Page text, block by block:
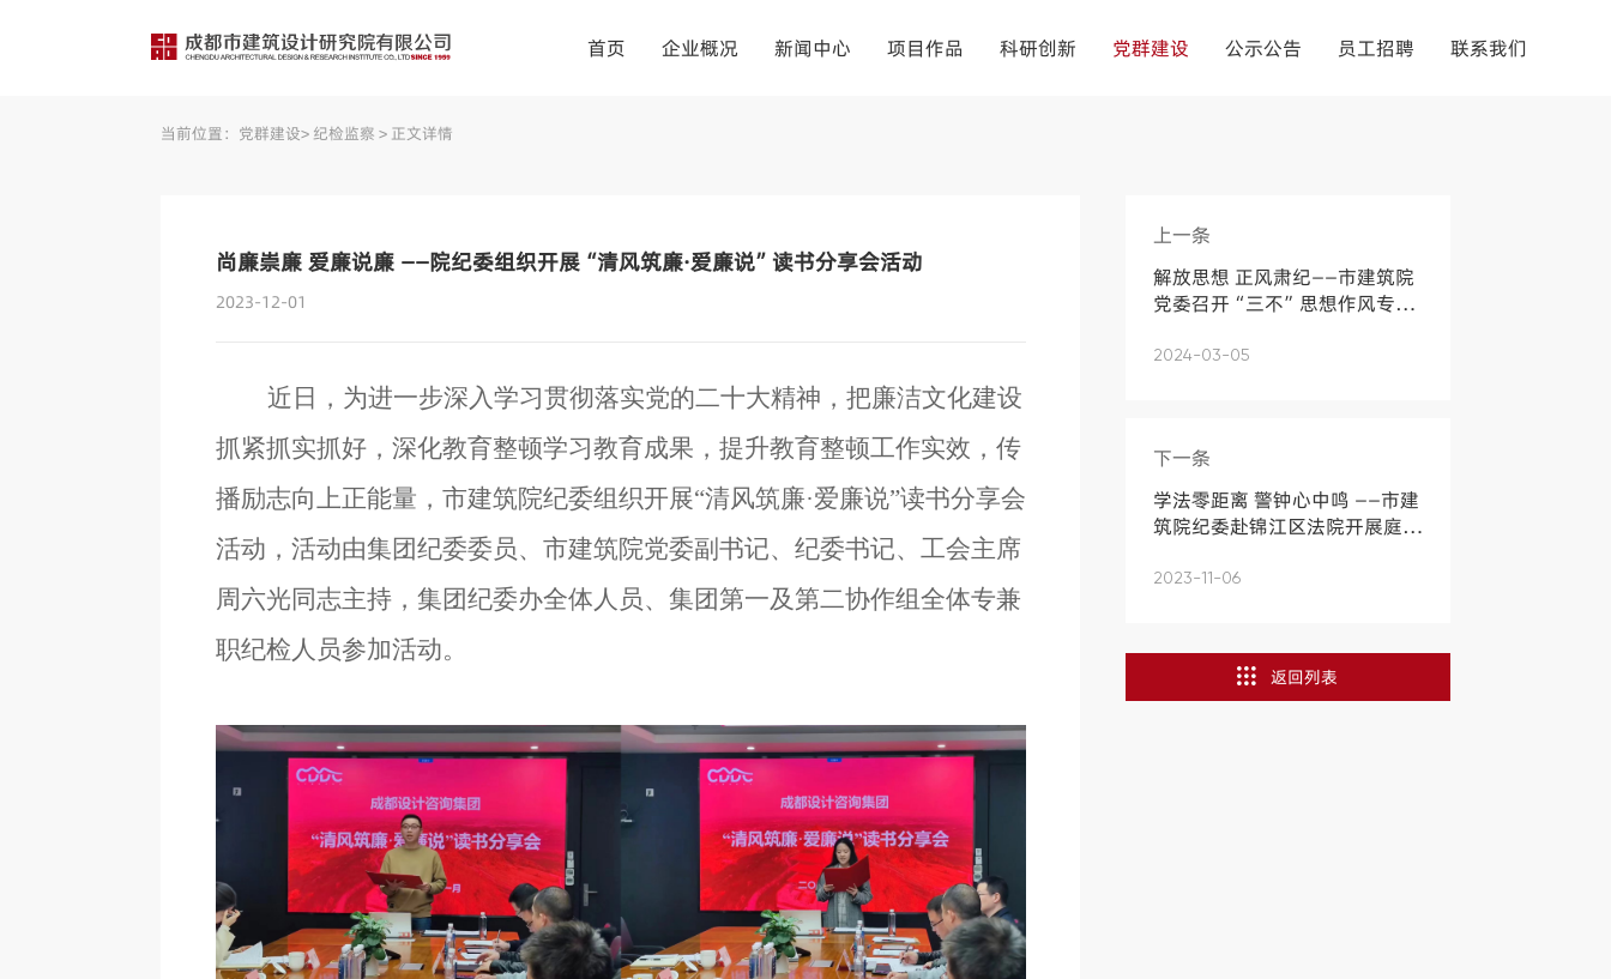
首页 企业概况 新闻中心 项目作品 科研创新 党群建设 公示公告 员工招聘 联系我们
当前位置： 党群建设> 纪检监察 > 正文详情
尚廉崇廉 爱廉说廉 ——院纪委组织开展“清风筑廉·爱廉说”读书分享会活动
2023-12-01
近日，为进一步深入学习贯彻落实党的二十大精神，把廉洁文化建设
抓紧抓实抓好，深化教育整顿学习教育成果，提升教育整顿工作实效，传
播励志向上正能量，市建筑院纪委组织开展“清风筑廉·爱廉说”读书分享会
活动，活动由集团纪委委员、市建筑院党委副书记、纪委书记、工会主席
周六光同志主持，集团纪委办全体人员、集团第一及第二协作组全体专兼
职纪检人员参加活动。
上一条
解放思想 正风肃纪——市建筑院
党委召开“三不”思想作风专题
2024-03-05
下一条
学法零距离 警钟心中鸣 ——市建
筑院纪委赴锦江区法院开展庭
2023-11-06
返回列表